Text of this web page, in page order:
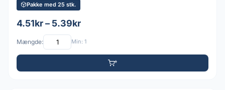
Pakke med 25 stk.
4.51kr – 5.39kr
Mængde: Min: 1